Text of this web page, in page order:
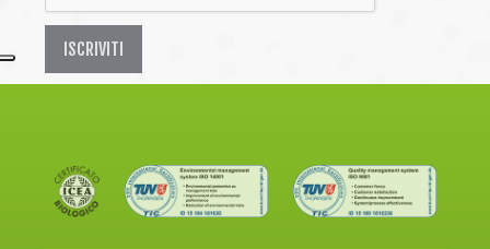
ISCRIVITI